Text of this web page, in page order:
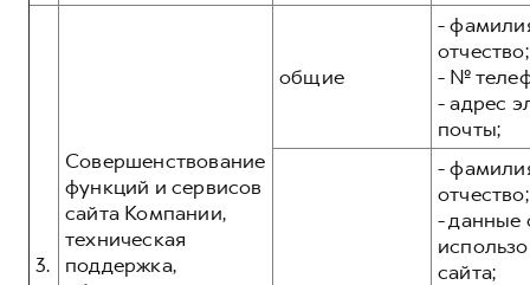
3.
Совершенствование
функций и сервисов
сайта Компании,
техническая
поддержка,
общие
-
отчество;
- №
- адрес
почты;
-
отчество;
- данные
сайта;